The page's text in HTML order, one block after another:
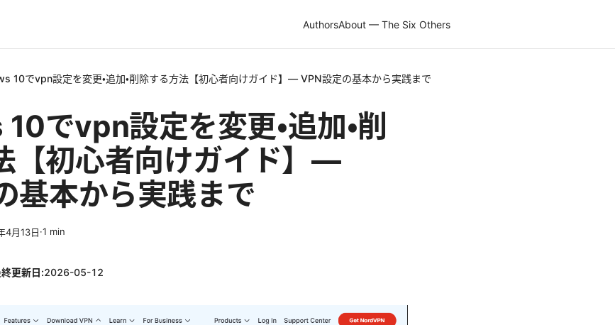
AuthorsAbout — The Six Others
10でvpn設定を変更・追加・削除する方法【初心者向けガイド】— VPN設定の基本から実践まで
でvpn設定を変更・追加・削
【初心者向けガイド】—
基本から実践まで
4月13日·1 min
更新日:2026-05-12